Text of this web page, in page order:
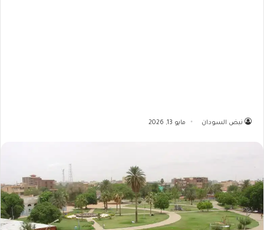
نبض السودان مايو 13, 2026